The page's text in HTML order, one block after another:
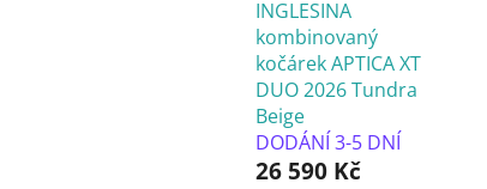
INGLESINA
kombinovaný
kočárek APTICA XT
DUO 2026 Tundra
Beige
DODÁNÍ 3-5 DNÍ
26 590 Kč